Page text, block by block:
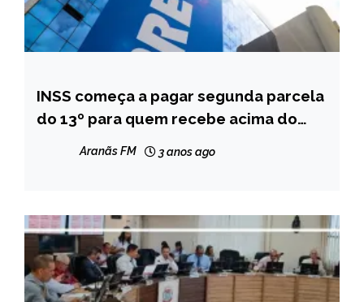
BRASIL
CAPELINHA
INSS começa a pagar segunda parcela
do 13º para quem recebe acima do
Aranãs FM 3 anos ago